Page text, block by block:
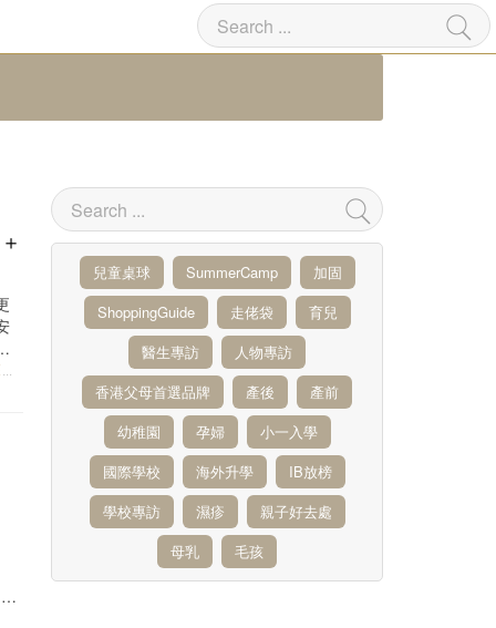
1-2 YEARS
兒童桌球 SummerCamp
加固
ShoppingGuide
走佬袋
育兒
醫生專訪
人物專訪
香港父母首選品牌
產後
產前
幼稚園
孕婦
小一入學
國際學校
海外升學
IB放榜
學校專訪
濕疹
親子好去處
母乳
毛孩